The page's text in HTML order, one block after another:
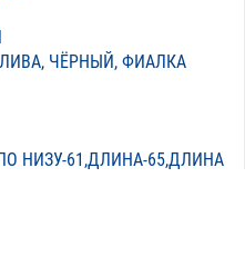
ЧЁРНЫЙ, ФИАЛКА
НИЗУ-61,ДЛИНА-65,ДЛИНА